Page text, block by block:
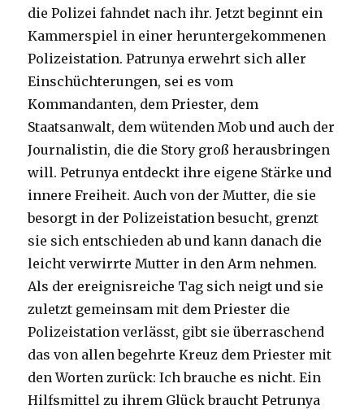
die Polizei fahndet nach ihr. Jetzt beginnt ein
Kammerspiel in einer heruntergekommenen
Polizeistation. Patrunya erwehrt sich aller
Einschüchterungen, sei es vom
Kommandanten, dem Priester, dem
Staatsanwalt, dem wütenden Mob und auch der
Journalistin, die die Story groß herausbringen
will. Petrunya entdeckt ihre eigene Stärke und
innere Freiheit. Auch von der Mutter, die sie
besorgt in der Polizeistation besucht, grenzt
sie sich entschieden ab und kann danach die
leicht verwirrte Mutter in den Arm nehmen.
Als der ereignisreiche Tag sich neigt und sie
zuletzt gemeinsam mit dem Priester die
Polizeistation verlässt, gibt sie überraschend
das von allen begehrte Kreuz dem Priester mit
den Worten zurück: Ich brauche es nicht. Ein
Hilfsmittel zu ihrem Glück braucht Petrunya